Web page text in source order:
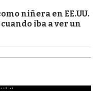
niñera en EE.UU.
iba a ver un